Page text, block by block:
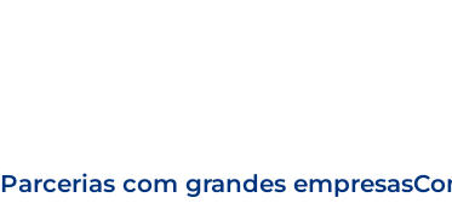
Parcerias com grandes empresas